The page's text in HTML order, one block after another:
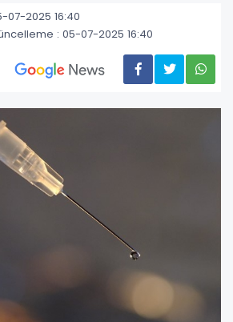
07-2025 16:40
: 05-07-2025 16:40